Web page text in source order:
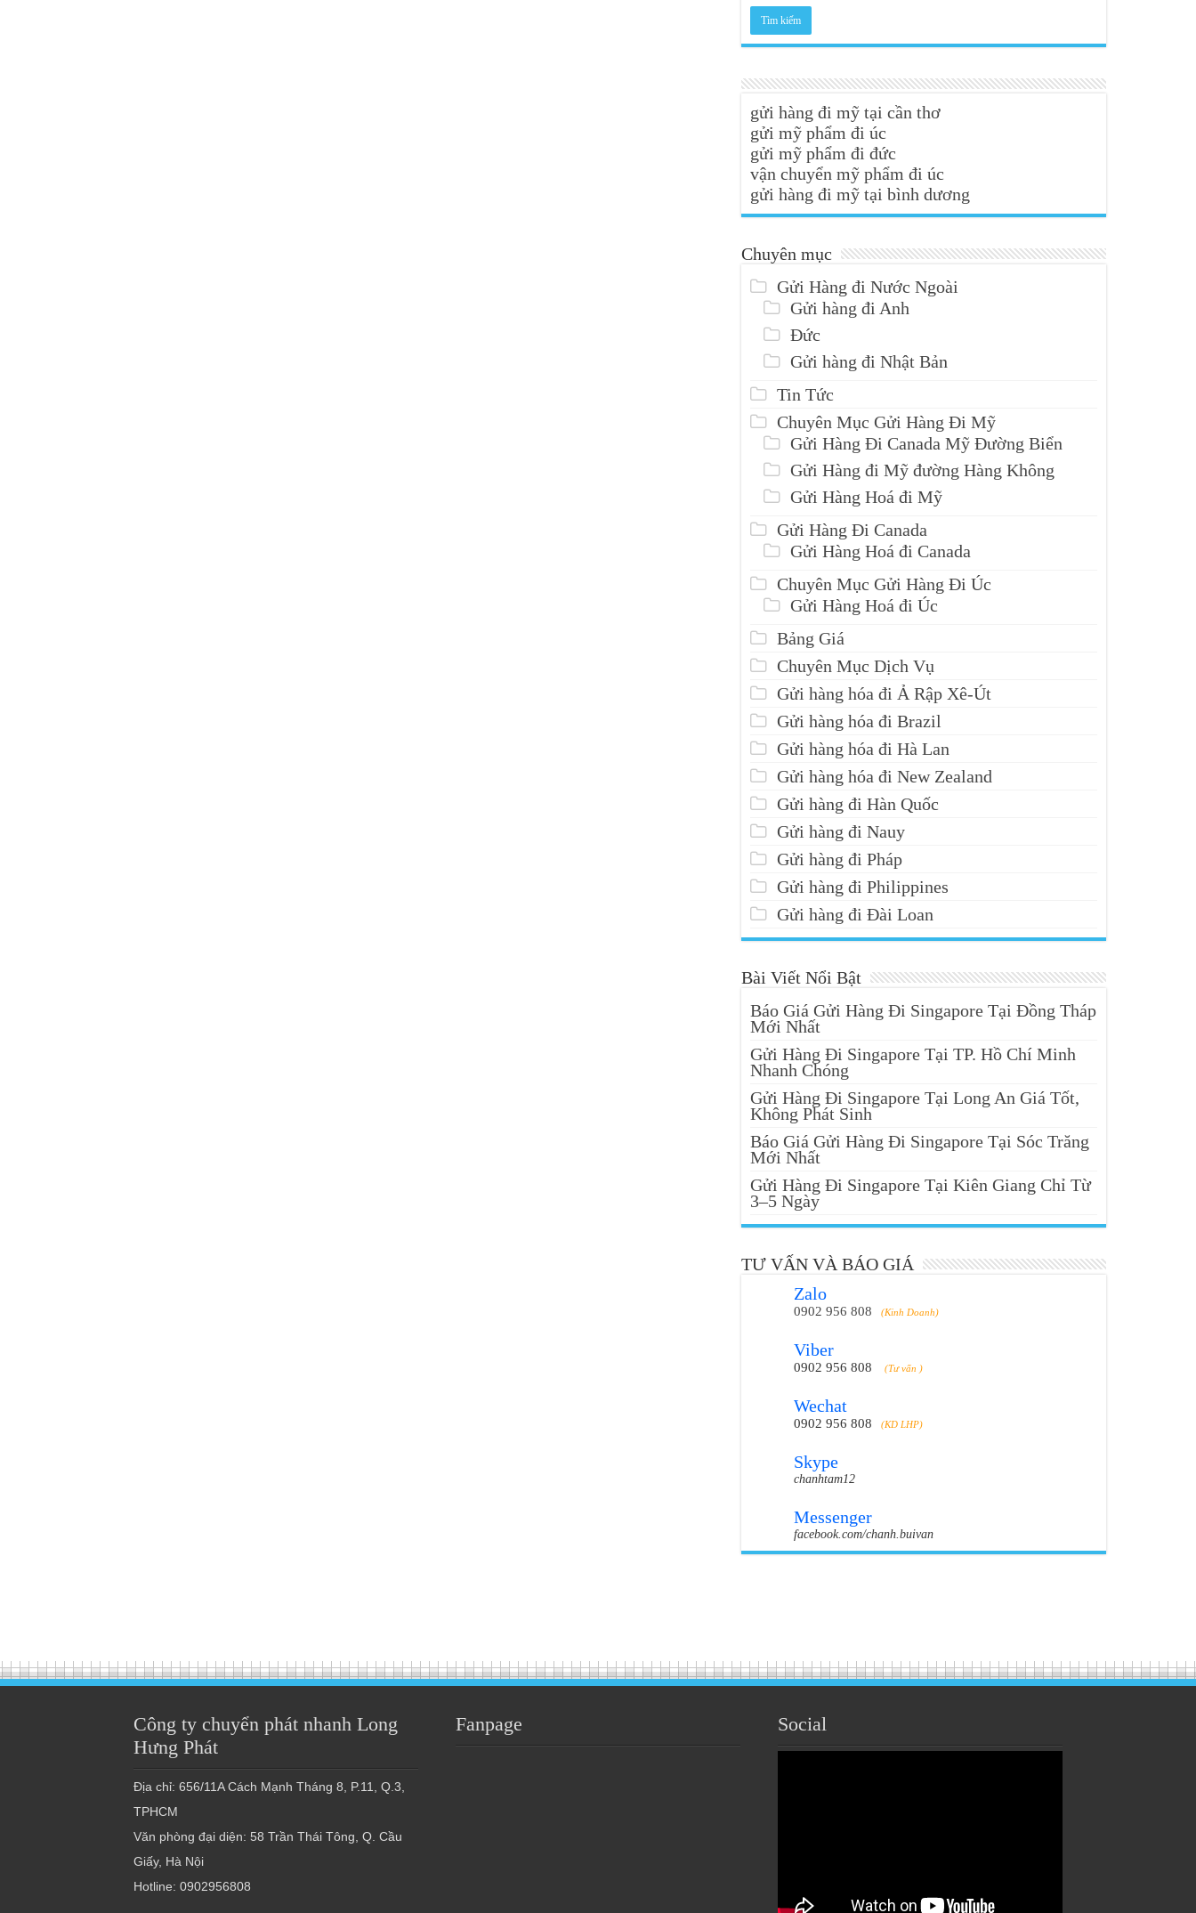
gửi hàng đi mỹ tại cần thơ
gửi mỹ phẩm đi úc
gửi mỹ phẩm đi đức
vận chuyển mỹ phẩm đi úc
gửi hàng đi mỹ tại bình dương
Chuyên mục
Gửi Hàng đi Nước Ngoài
Gửi hàng đi Anh
Đức
Gửi hàng đi Nhật Bản
Tin Tức
Chuyên Mục Gửi Hàng Đi Mỹ
Gửi Hàng Đi Canada Mỹ Đường Biển
Gửi Hàng đi Mỹ đường Hàng Không
Gửi Hàng Hoá đi Mỹ
Gửi Hàng Đi Canada
Gửi Hàng Hoá đi Canada
Chuyên Mục Gửi Hàng Đi Úc
Gửi Hàng Hoá đi Úc
Bảng Giá
Chuyên Mục Dịch Vụ
Gửi hàng hóa đi Ả Rập Xê-Út
Gửi hàng hóa đi Brazil
Gửi hàng hóa đi Hà Lan
Gửi hàng hóa đi New Zealand
Gửi hàng đi Hàn Quốc
Gửi hàng đi Nauy
Gửi hàng đi Pháp
Gửi hàng đi Philippines
Gửi hàng đi Đài Loan
Bài Viết Nổi Bật
Báo Giá Gửi Hàng Đi Singapore Tại Đồng Tháp
Mới Nhất
Gửi Hàng Đi Singapore Tại TP. Hồ Chí Minh
Nhanh Chóng
Gửi Hàng Đi Singapore Tại Long An Giá Tốt,
Không Phát Sinh
Báo Giá Gửi Hàng Đi Singapore Tại Sóc Trăng
Mới Nhất
Gửi Hàng Đi Singapore Tại Kiên Giang Chỉ Từ
3–5 Ngày
TƯ VẤN VÀ BÁO GIÁ
Zalo
0902 956 808 (Kinh Doanh)
Viber
0902 956 808 (Tư vấn )
Wechat
0902 956 808 (KD LHP)
Skype
chanhtam12
Messenger
facebook.com/chanh.buivan
Công ty chuyển phát nhanh Long
Hưng Phát
Địa chỉ: 656/11A Cách Mạnh Tháng 8, P.11, Q.3,
TPHCM
Văn phòng đại diện: 58 Trần Thái Tông, Q. Cầu
Giấy, Hà Nội
Hotline: 0902956808
Fanpage Social